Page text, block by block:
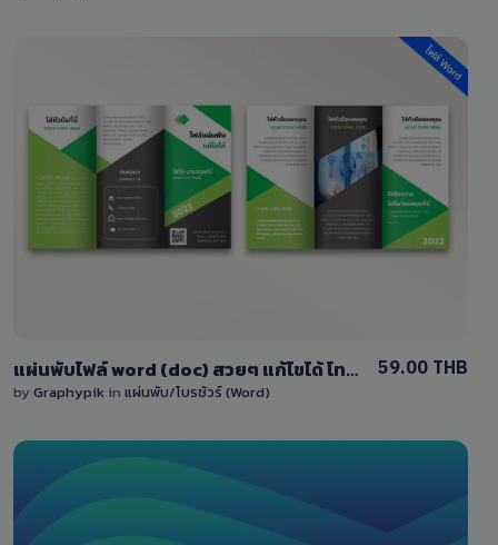
View Details
1 Sale
แผ่นพับไฟล์ word (doc) สวยๆ แก้ไขได้ โทนสีเขียว-เทา
by Graphypik in แผ่นพับ/โบรชัวร์ (Word)
59.00 THB